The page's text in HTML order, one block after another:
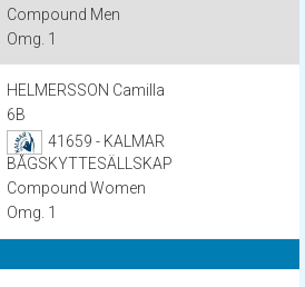
Compound Men
Omg. 1
HELMERSSON Camilla
6B
41659 - KALMAR
BÅGSKYTTESÄLLSKAP
Compound Women
Omg. 1